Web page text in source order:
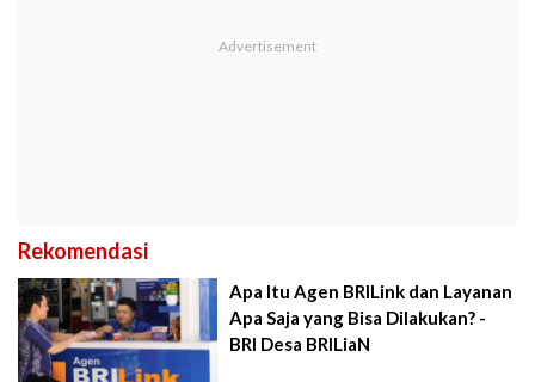
Rekomendasi
Apa Itu Agen BRILink dan Layanan
Apa Saja yang Bisa Dilakukan? -
BRI Desa BRILiaN